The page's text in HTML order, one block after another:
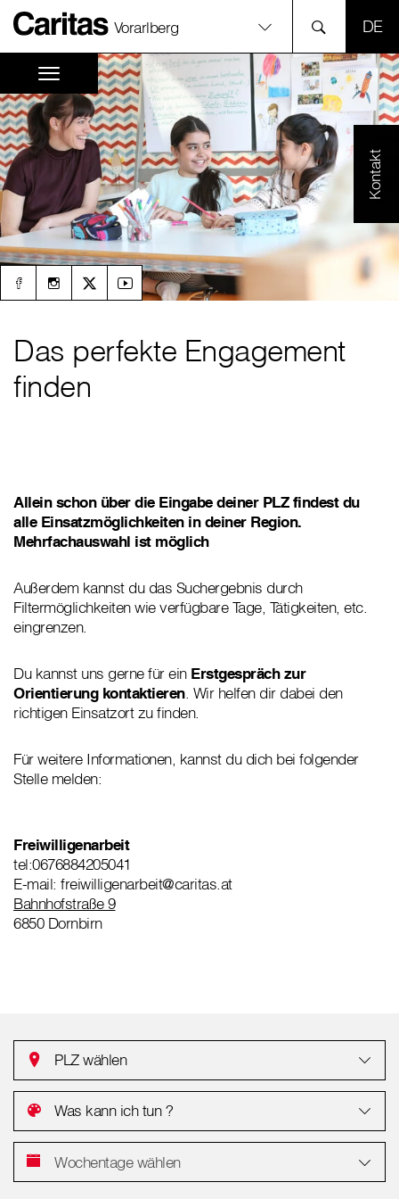
Vorarlberg
Kontakt
Das perfekte Engagement
finden
Allein schon über die Eingabe deiner PLZ findest du
alle Einsatzmöglichkeiten in deiner Region.
Mehrfachauswahl ist möglich
Außerdem kannst du das Suchergebnis durch
Filtermöglichkeiten wie verfügbare Tage, Tätigkeiten, etc.
eingrenzen.
Du kannst uns gerne für ein Erstgespräch zur
Orientierung kontaktieren. Wir helfen dir dabei den
richtigen Einsatzort zu finden.
Für weitere Informationen, kannst du dich bei folgender
Stelle melden:
Freiwilligenarbeit
tel:0676884205041
E-mail: freiwilligenarbeit@caritas.at
Bahnhofstraße 9
6850 Dornbirn
PLZ wählen
Was kann ich tun ?
Wochentage wählen